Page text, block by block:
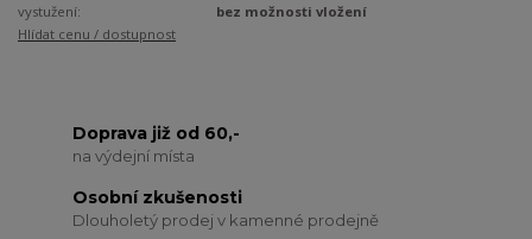
vystužení:
bez možnosti vložení
Hlídat cenu / dostupnost
Doprava již od 60,-
na výdejní místa
Osobní zkušenosti
Dlouholetý prodej v kamenné prodejně